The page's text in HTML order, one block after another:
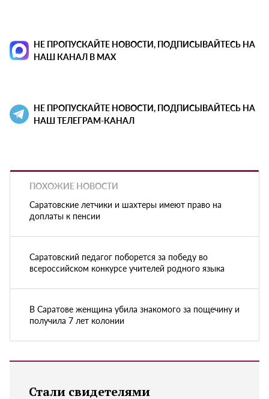
НЕ ПРОПУСКАЙТЕ НОВОСТИ, ПОДПИСЫВАЙТЕСЬ НА
НАШ КАНАЛ В MAX
НЕ ПРОПУСКАЙТЕ НОВОСТИ, ПОДПИСЫВАЙТЕСЬ НА
НАШ ТЕЛЕГРАМ-КАНАЛ
ПОХОЖИЕ НОВОСТИ
Саратовские летчики и шахтеры имеют право на
доплаты к пенсии
Саратовский педагог поборется за победу во
всероссийском конкурсе учителей родного языка
В Саратове женщина убила знакомого за пощечину и
получила 7 лет колонии
Стали свидетелями